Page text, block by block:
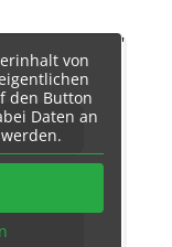
von
den Button
Daten an
'